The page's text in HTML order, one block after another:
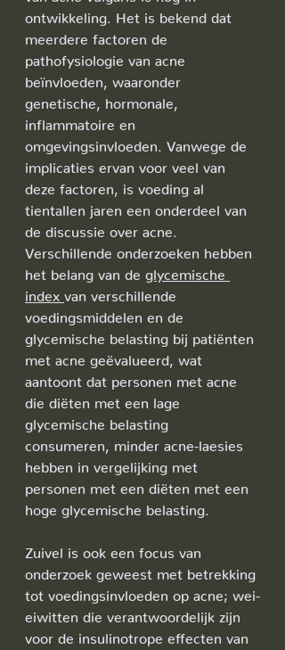
ontwikkeling. Het is bekend dat
meerdere factoren de
pathofysiologie van acne
beïnvloeden, waaronder
genetische, hormonale,
inflammatoire en
omgevingsinvloeden. Vanwege de
implicaties ervan voor veel van
deze factoren, is voeding al
tientallen jaren een onderdeel van
de discussie over acne.
Verschillende onderzoeken hebben
het belang van de
glycemische
index van verschillende
voedingsmiddelen en de
glycemische belasting bij patiënten
met acne geëvalueerd, wat
aantoont dat personen met acne
die diëten met een lage
glycemische belasting
consumeren, minder acne-laesies
hebben in vergelijking met
personen met een diëten met een
hoge glycemische belasting.
Zuivel is ook een focus van
onderzoek geweest met betrekking
tot voedingsinvloeden op acne; wei-
eiwitten die verantwoordelijk zijn
voor de insulinotrope effecten van